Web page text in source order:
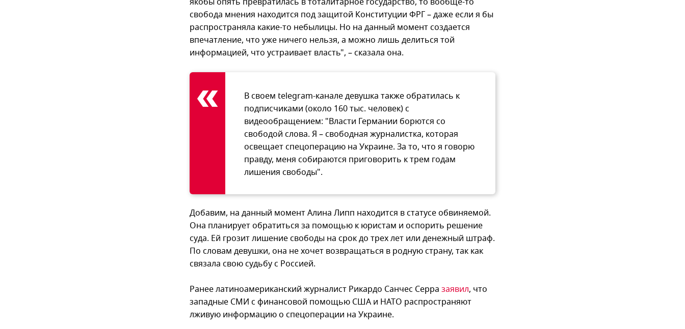
свобода мнения находится под защитой Конституции ФРГ – даже если я бы
распространяла какие-то небылицы. Но на данный момент создается
впечатление, что уже ничего нельзя, а можно лишь делиться той
информацией, что устраивает власть", – сказала она.
В своем telegram-канале девушка также обратилась к
подписчиками (около 160 тыс. человек) с
видеообращением: "Власти Германии борются со
свободой слова. Я – свободная журналистка, которая
освещает спецоперацию на Украине. За то, что я говорю
правду, меня собираются приговорить к трем годам
лишения свободы".
Добавим, на данный момент Алина Липп находится в статусе обвиняемой.
Она планирует обратиться за помощью к юристам и оспорить решение
суда. Ей грозит лишение свободы на срок до трех лет или денежный штраф.
По словам девушки, она не хочет возвращаться в родную страну, так как
связала свою судьбу с Россией.
Ранее латиноамериканский журналист Рикардо Санчес Серра заявил, что
западные СМИ с финансовой помощью США и НАТО распространяют
лживую информацию о спецоперации на Украине.